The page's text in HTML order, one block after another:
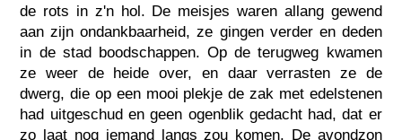
de rots in z'n hol. De meisjes waren allang gewend
aan zijn ondankbaarheid, ze gingen verder en deden
in de stad boodschappen. Op de terugweg kwamen
ze weer de heide over, en daar verrasten ze de
dwerg, die op een mooi plekje de zak met edelstenen
had uitgeschud en geen ogenblik gedacht had, dat er
zo laat nog iemand langs zou komen. De avondzon